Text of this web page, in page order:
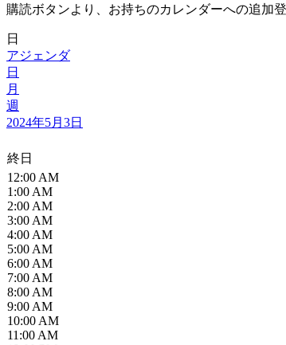
購読ボタンより、お持ちのカレンダーへの追加
日
アジェンダ
日
月
週
2024年5月3日
終日
12:00 AM
1:00 AM
2:00 AM
3:00 AM
4:00 AM
5:00 AM
6:00 AM
7:00 AM
8:00 AM
9:00 AM
10:00 AM
11:00 AM